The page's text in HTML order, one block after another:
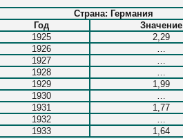
Страна: Германия
Год
Значение
1925
2,29
1926
…
1927
…
1928
…
1929
1,99
1930
…
1931
1,77
1932
…
1933
1,64